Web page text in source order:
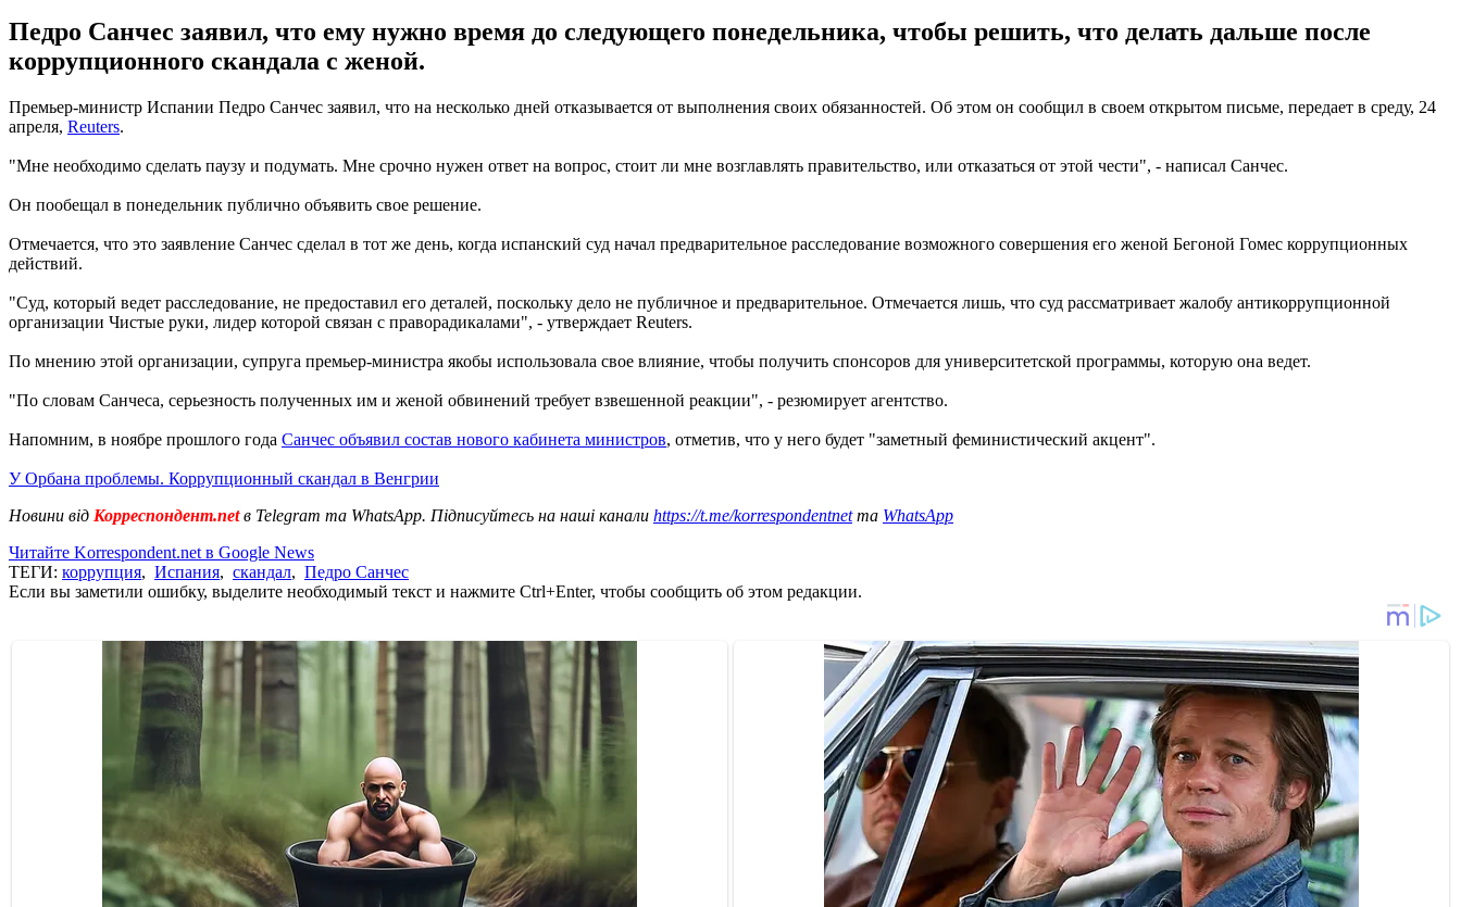
Педро Санчес заявил, что ему нужно время до следующего понедельника, чтобы решить, что делать дальше после
коррупционного скандала с женой.
Премьер-министр Испании Педро Санчес заявил, что на несколько дней отказывается от выполнения своих обязанностей. Об этом он сообщил в своем открытом письме, передает в среду, 24
апреля, Reuters.
"Мне необходимо сделать паузу и подумать. Мне срочно нужен ответ на вопрос, стоит ли мне возглавлять правительство, или отказаться от этой чести", - написал Санчес.
Он пообещал в понедельник публично объявить свое решение.
Отмечается, что это заявление Санчес сделал в тот же день, когда испанский суд начал предварительное расследование возможного совершения его женой Бегоной Гомес коррупционных
действий.
"Суд, который ведет расследование, не предоставил его деталей, поскольку дело не публичное и предварительное. Отмечается лишь, что суд рассматривает жалобу антикоррупционной
организации Чистые руки, лидер которой связан с праворадикалами", - утверждает Reuters.
По мнению этой организации, супруга премьер-министра якобы использовала свое влияние, чтобы получить спонсоров для университетской программы, которую она ведет.
"По словам Санчеса, серьезность полученных им и женой обвинений требует взвешенной реакции", - резюмирует агентство.
Напомним, в ноябре прошлого года Санчес объявил состав нового кабинета министров, отметив, что у него будет "заметный феминистический акцент".
У Орбана проблемы. Коррупционный скандал в Венгрии
Новини від Корреспондент.netв Telegram та WhatsApp. Підписуйтесь на наші канали https://t.me/korrespondentnetта WhatsApp
Читайте Korrespondent.net в Google News
ТЕГИ: коррупция, Испания, скандал, Педро Санчес
Если вы заметили ошибку, выделите необходимый текст и нажмите Ctrl+Enter, чтобы сообщить об этом редакции.